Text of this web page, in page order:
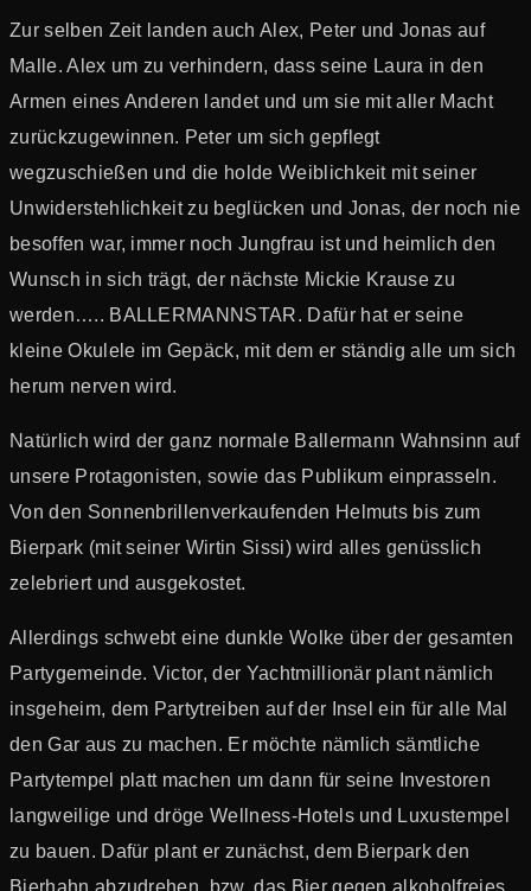
Zur selben Zeit landen auch Alex, Peter und Jonas auf
Malle. Alex um zu verhindern, dass seine Laura in den
Armen eines Anderen landet und um sie mit aller Macht
zurückzugewinnen. Peter um sich gepflegt
wegzuschießen und die holde Weiblichkeit mit seiner
Unwiderstehlichkeit zu beglücken und Jonas, der noch nie
besoffen war, immer noch Jungfrau ist und heimlich den
Wunsch in sich trägt, der nächste Mickie Krause zu
werden….. BALLERMANNSTAR. Dafür hat er seine
kleine Okulele im Gepäck, mit dem er ständig alle um sich
herum nerven wird.
Natürlich wird der ganz normale Ballermann Wahnsinn auf
unsere Protagonisten, sowie das Publikum einprasseln.
Von den Sonnenbrillenverkaufenden Helmuts bis zum
Bierpark (mit seiner Wirtin Sissi) wird alles genüsslich
zelebriert und ausgekostet.
Allerdings schwebt eine dunkle Wolke über der gesamten
Partygemeinde. Victor, der Yachtmillionär plant nämlich
insgeheim, dem Partytreiben auf der Insel ein für alle Mal
den Gar aus zu machen. Er möchte nämlich sämtliche
Partytempel platt machen um dann für seine Investoren
langweilige und dröge Wellness-Hotels und Luxustempel
zu bauen. Dafür plant er zunächst, dem Bierpark den